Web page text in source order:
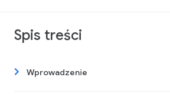
Spis treści
Wprowadzenie